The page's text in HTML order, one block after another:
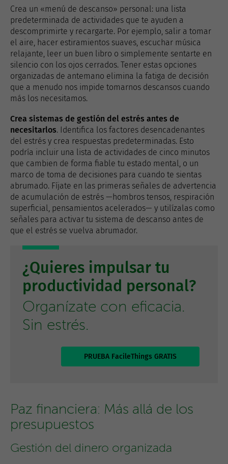
Crea un «menú de descanso» personal: una lista
predeterminada de actividades que te ayuden a
descomprimirte y recargarte. Por ejemplo, salir a tomar
el aire, hacer estiramientos suaves, escuchar música
relajante, leer un buen libro o simplemente sentarte en
silencio con los ojos cerrados. Tener estas opciones
organizadas de antemano elimina la fatiga de decisión
que a menudo nos impide tomarnos descansos cuando
más los necesitamos.
Crea sistemas de gestión del estrés antes de
necesitarlos. Identifica los factores desencadenantes
del estrés y crea respuestas predeterminadas. Esto
podría incluir una lista de actividades de cinco minutos
que cambien de forma fiable tu estado mental, o un
marco de toma de decisiones para cuando te sientas
abrumado. Fíjate en las primeras señales de advertencia
de acumulación de estrés —hombros tensos, respiración
superficial, pensamientos acelerados— y utilízalas como
señales para activar tu sistema de descanso antes de
que el estrés se vuelva abrumador.
¿Quieres impulsar tu
productividad personal?
Organízate con eficacia.
Sin estrés.
PRUEBA FacileThings GRATIS
Paz financiera: Más allá de los
presupuestos
Gestión del dinero organizada